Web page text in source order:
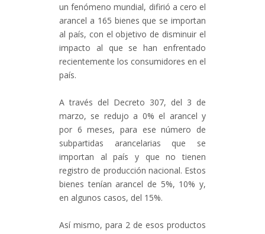
un fenómeno mundial, difirió a cero el
arancel a 165 bienes que se importan
al país, con el objetivo de disminuir el
impacto al que se han enfrentado
recientemente los consumidores en el
país.
A través del Decreto 307, del 3 de
marzo, se redujo a 0% el arancel y
por 6 meses, para ese número de
subpartidas arancelarias que se
importan al país y que no tienen
registro de producción nacional. Estos
bienes tenían arancel de 5%, 10% y,
en algunos casos, del 15%.
Así mismo, para 2 de esos productos